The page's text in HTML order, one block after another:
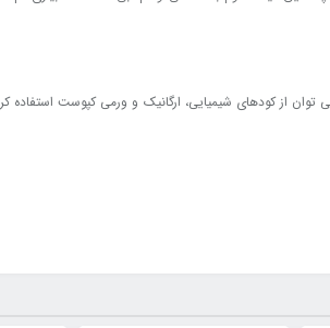
توان از کودهای شیمیایی، ارگانیک و ورمی کپوست